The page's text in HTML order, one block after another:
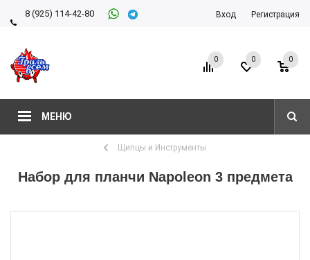
8 (925) 114-42-80
Вход Регистрация
МЕНЮ
0 0
0
Щипцы и Инструменты
Набор для планчи Napoleon 3 предмета